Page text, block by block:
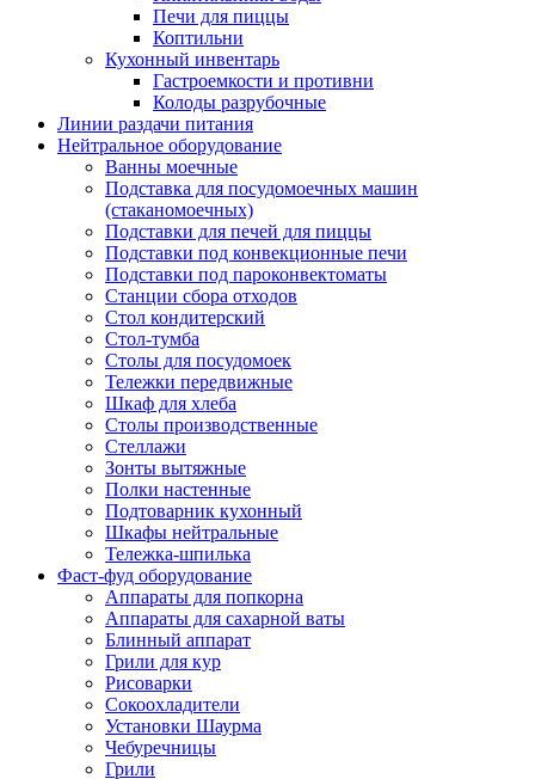
Печи для пиццы
Коптильни
Кухонный инвентарь
Гастроемкости и противни
Колоды разрубочные
Линии раздачи питания
Нейтральное оборудование
Ванны моечные
Подставка для посудомоечных машин
(стаканомоечных)
Подставки для печей для пиццы
Подставки под конвекционные печи
Подставки под пароконвектоматы
Станции сбора отходов
Стол кондитерский
Стол-тумба
Столы для посудомоек
Тележки передвижные
Шкаф для хлеба
Столы производственные
Стеллажи
Зонты вытяжные
Полки настенные
Подтоварник кухонный
Шкафы нейтральные
Тележка-шпилька
Фаст-фуд оборудование
Аппараты для попкорна
Аппараты для сахарной ваты
Блинный аппарат
Грили для кур
Рисоварки
Сокоохладители
Установки Шаурма
Чебуречницы
Грили